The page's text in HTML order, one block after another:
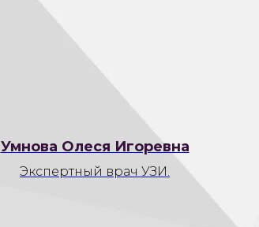
Умнова Олеся Игоревна
Экспертный врач УЗИ.